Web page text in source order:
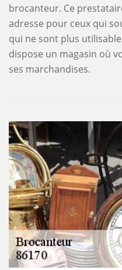
brocanteur. Ce
adresse pour ceux qui
qui ne sont plus
dispose un magasin où
ses marchandises.